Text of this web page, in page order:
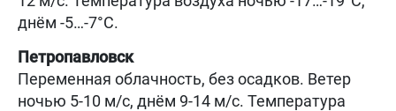
днём -5…-7°C.
Петропавловск
Переменная облачность, без осадков. Ветер
ночью 5-10 м/с, днём 9-14 м/с. Температура